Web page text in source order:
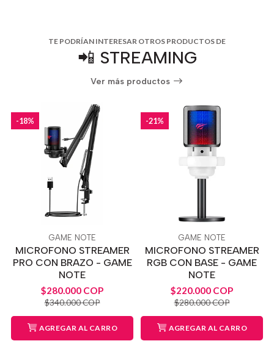
TE PODRÍAN INTERESAR OTROS PRODUCTOS DE
📲 STREAMING
Ver más productos
-18%
GAME NOTE
MICROFONO STREAMER
PRO CON BRAZO - GAME
NOTE
$280.000 COP
$340.000 COP
AGREGAR AL CARRO
-21%
GAME NOTE
MICROFONO STREAMER
RGB CON BASE - GAME
NOTE
$220.000 COP
$280.000 COP
AGREGAR AL CARRO